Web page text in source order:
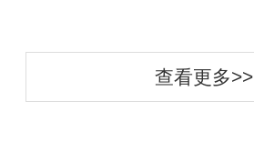
查看更多>>